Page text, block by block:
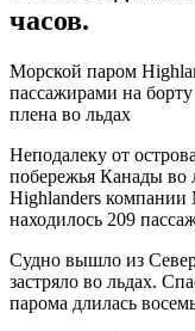
часов.
Морской паром
пассажирами на
плена во льдах
Неподалеку от
побережья Канады во
Highlanders компании
находилось 209
Судно вышло из
застряло во льдах.
парома длилась